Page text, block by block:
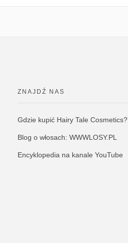
ZNAJDŹ NAS
Gdzie kupić Hairy Tale Cosmetics?
Blog o włosach: WWWLOSY.PL
Encyklopedia na kanale YouTube